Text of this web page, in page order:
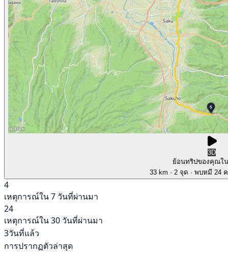
3D
ย้อนทริปของคุณใ
33 km · 2 จุด · พบหมี 24
4
เหตุการณ์ใน 7 วันที่ผ่านมา
24
เหตุการณ์ใน 30 วันที่ผ่านมา
3วันที่แล้ว
การปรากฏตัวล่าสุด